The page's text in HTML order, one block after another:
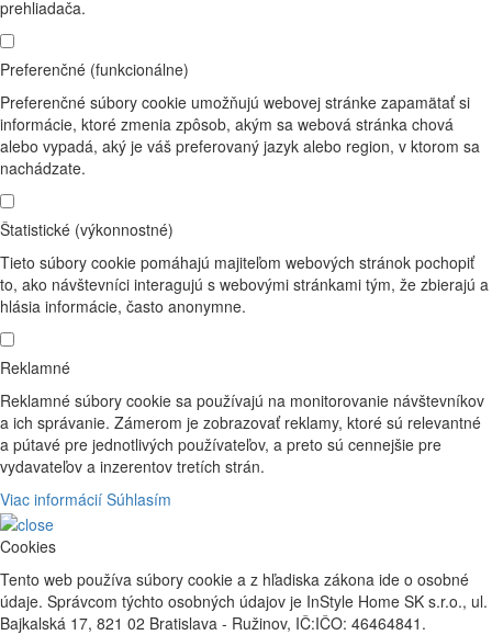
prehliadača.
Preferenčné (funkcionálne)
Preferenčné súbory cookie umožňujú webovej stránke zapamätať si
informácie, ktoré zmenia zpôsob, akým sa webová stránka chová
alebo vypadá, aký je váš preferovaný jazyk alebo region, v ktorom sa
nachádzate.
Štatistické (výkonnostné)
Tieto súbory cookie pomáhajú majiteľom webových stránok pochopiť
to, ako návštevníci interagujú s webovými stránkami tým, že zbierajú a
hlásia informácie, často anonymne.
Reklamné
Reklamné súbory cookie sa používajú na monitorovanie návštevníkov
a ich správanie. Zámerom je zobrazovať reklamy, ktoré sú relevantné
a pútavé pre jednotlivých používateľov, a preto sú cennejšie pre
vydavateľov a inzerentov tretích strán.
Viac informácií Súhlasím
Cookies
Tento web používa súbory cookie a z hľadiska zákona ide o osobné
údaje. Správcom týchto osobných údajov je InStyle Home SK s.r.o., ul.
Bajkalská 17, 821 02 Bratislava - Ružinov, IČ:IČO: 46464841.